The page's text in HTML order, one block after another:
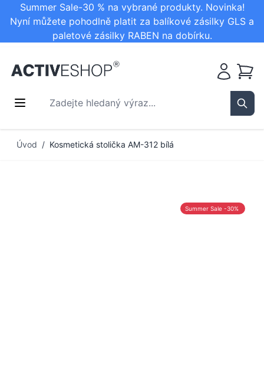
Summer Sale-30 % na vybrané produkty. Novinka!
Nyní můžete pohodlně platit za balíkové zásilky GLS a
paletové zásilky RABEN na dobírku.
Zadejte hledaný výraz...
Košík
Úvod / Kosmetická stolička AM-312 bílá
Summer Sale -30%